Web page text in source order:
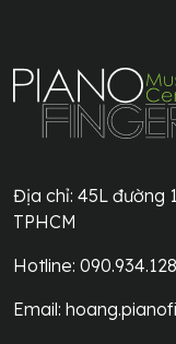
Địa chỉ: 45L đường
TPHCM
Hotline:
Email: